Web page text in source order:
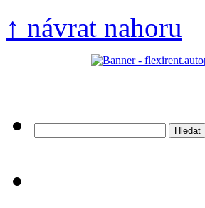
↑ návrat nahoru